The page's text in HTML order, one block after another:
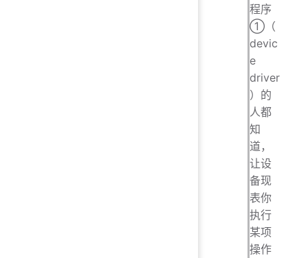
程序
①（
devic
e
driver
）的
人都
知
道，
让设
备现
表你
执行
某项
操作